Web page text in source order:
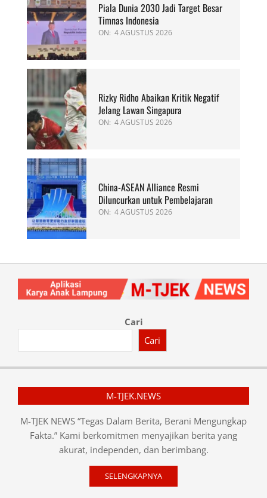
Piala Dunia 2030 Jadi Target Besar
Timnas Indonesia
ON: 4 AGUSTUS 2026
Rizky Ridho Abaikan Kritik Negatif
Jelang Lawan Singapura
ON: 4 AGUSTUS 2026
China-ASEAN Alliance Resmi
Diluncurkan untuk Pembelajaran
ON: 4 AGUSTUS 2026
Cari
Cari
M-TJEK.NEWS
M-TJEK NEWS “Tegas Dalam Berita, Berani Mengungkap
Fakta.” Kami berkomitmen menyajikan berita yang
akurat, independen, dan berimbang.
SELENGKAPNYA